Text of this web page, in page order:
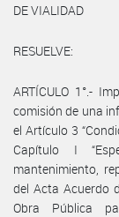
DE VIALIDAD
RESUELVE:
ARTÍCULO 1°.-
comisión de una
el Artículo 3
Capítulo I
mantenimiento,
del Acta Acuerdo
Obra Pública